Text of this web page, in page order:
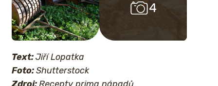
4
4
Text:Jiří Lopatka
Foto:Shutterstock